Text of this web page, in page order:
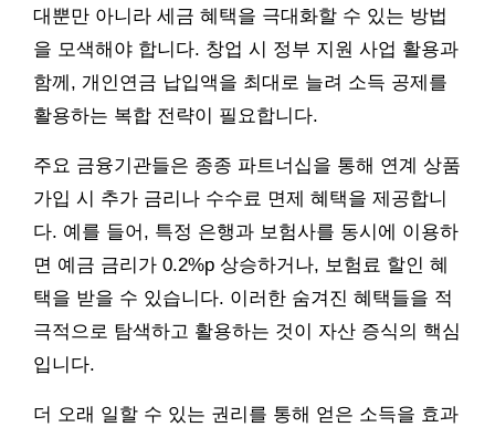
대뿐만 아니라 세금 혜택을 극대화할 수 있는 방법
을 모색해야 합니다. 창업 시 정부 지원 사업 활용과
함께, 개인연금 납입액을 최대로 늘려 소득 공제를
활용하는 복합 전략이 필요합니다.
주요 금융기관들은 종종 파트너십을 통해 연계 상품
가입 시 추가 금리나 수수료 면제 혜택을 제공합니
다. 예를 들어, 특정 은행과 보험사를 동시에 이용하
면 예금 금리가 0.2%p 상승하거나, 보험료 할인 혜
택을 받을 수 있습니다. 이러한 숨겨진 혜택들을 적
극적으로 탐색하고 활용하는 것이 자산 증식의 핵심
입니다.
더 오래 일할 수 있는 권리를 통해 얻은 소득을 효과